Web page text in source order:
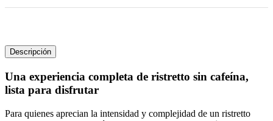
Descripción
Una experiencia completa de ristretto sin cafeína,
lista para disfrutar
Para quienes aprecian la intensidad y complejidad de un ristretto